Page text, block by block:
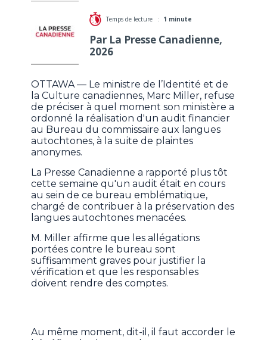
Temps de lecture : 1 minute
Par La Presse Canadienne,
2026
OTTAWA — Le ministre de l’Identité et de
la Culture canadiennes, Marc Miller, refuse
de préciser à quel moment son ministère a
ordonné la réalisation d'un audit financier
au Bureau du commissaire aux langues
autochtones, à la suite de plaintes
anonymes.
La Presse Canadienne a rapporté plus tôt
cette semaine qu'un audit était en cours
au sein de ce bureau emblématique,
chargé de contribuer à la préservation des
langues autochtones menacées.
M. Miller affirme que les allégations
portées contre le bureau sont
suffisamment graves pour justifier la
vérification et que les responsables
doivent rendre des comptes.
Au même moment, dit-il, il faut accorder le